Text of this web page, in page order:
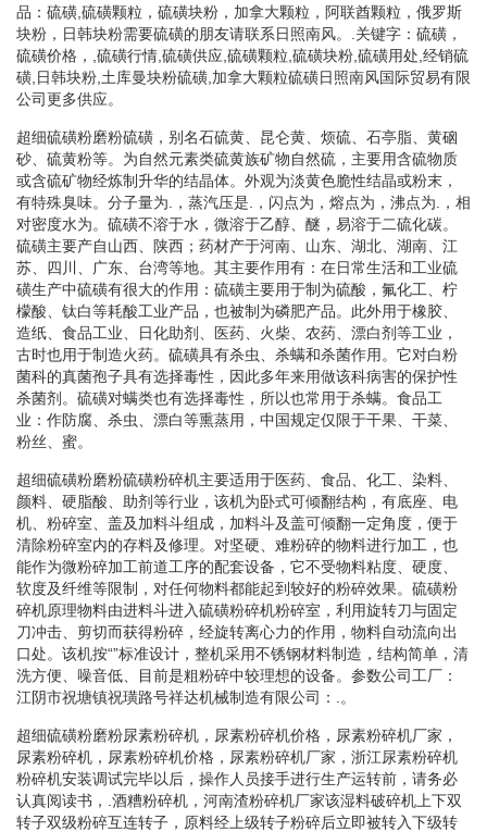
品：硫磺,硫磺颗粒，硫磺块粉，加拿大颗粒，阿联酋颗粒，俄罗斯
块粉，日韩块粉需要硫磺的朋友请联系日照南风。.关键字：硫磺，
硫磺价格，,硫磺行情,硫磺供应,硫磺颗粒,硫磺块粉,硫磺用处,经销硫
磺,日韩块粉,土库曼块粉硫磺,加拿大颗粒硫磺日照南风国际贸易有限
公司更多供应。
超细硫磺粉磨粉硫磺，别名石硫黄、昆仑黄、烦硫、石亭脂、黄硇
砂、硫黄粉等。为自然元素类硫黄族矿物自然硫，主要用含硫物质
或含硫矿物经炼制升华的结晶体。外观为淡黄色脆性结晶或粉末，
有特殊臭味。分子量为.，蒸汽压是.，闪点为，熔点为，沸点为.，相
对密度水为。硫磺不溶于水，微溶于乙醇、醚，易溶于二硫化碳。
硫磺主要产自山西、陕西；药材产于河南、山东、湖北、湖南、江
苏、四川、广东、台湾等地。其主要作用有：在日常生活和工业硫
磺生产中硫磺有很大的作用：硫磺主要用于制为硫酸，氟化工、柠
檬酸、钛白等耗酸工业产品，也被制为磷肥产品。此外用于橡胶、
造纸、食品工业、日化助剂、医药、火柴、农药、漂白剂等工业，
古时也用于制造火药。硫磺具有杀虫、杀螨和杀菌作用。它对白粉
菌科的真菌孢子具有选择毒性，因此多年来用做该科病害的保护性
杀菌剂。硫磺对螨类也有选择毒性，所以也常用于杀螨。食品工
业：作防腐、杀虫、漂白等熏蒸用，中国规定仅限于干果、干菜、
粉丝、蜜。
超细硫磺粉磨粉硫磺粉碎机主要适用于医药、食品、化工、染料、
颜料、硬脂酸、助剂等行业，该机为卧式可倾翻结构，有底座、电
机、粉碎室、盖及加料斗组成，加料斗及盖可倾翻一定角度，便于
清除粉碎室内的存料及修理。对坚硬、难粉碎的物料进行加工，也
能作为微粉碎加工前道工序的配套设备，它不受物料粘度、硬度、
软度及纤维等限制，对任何物料都能起到较好的粉碎效果。硫磺粉
碎机原理物料由进料斗进入硫磺粉碎机粉碎室，利用旋转刀与固定
刀冲击、剪切而获得粉碎，经旋转离心力的作用，物料自动流向出
口处。该机按“”标准设计，整机采用不锈钢材料制造，结构简单，清
洗方便、噪音低、目前是粗粉碎中较理想的设备。参数公司工厂：
江阴市祝塘镇祝璜路号祥达机械制造有限公司：.。
超细硫磺粉磨粉尿素粉碎机，尿素粉碎机价格，尿素粉碎机厂家，
尿素粉碎机，尿素粉碎机价格，尿素粉碎机厂家，浙江尿素粉碎机
粉碎机安装调试完毕以后，操作人员接手进行生产运转前，请务必
认真阅读书，.酒糟粉碎机，河南渣粉碎机厂家该湿料破碎机上下双
转子双级粉碎互连转子，原料经上级转子粉碎后立即被转入下级转